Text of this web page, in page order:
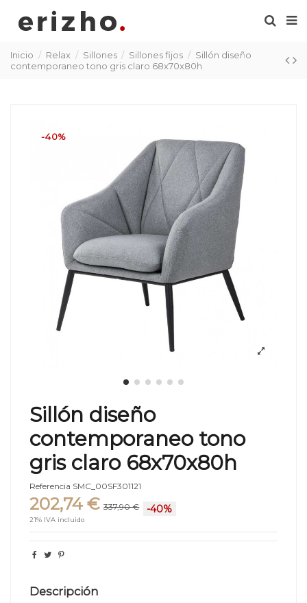
Inicio Relax Sillones Sillones fijos
Sillón diseño
contemporaneo tono gris claro 68x70x80h
-40%
Sillón diseño
contemporaneo tono
gris claro 68x70x80h
Referencia SMC_00SF301121
202,74 € 337,90 € -40%
21% IVA incluido
Descripción